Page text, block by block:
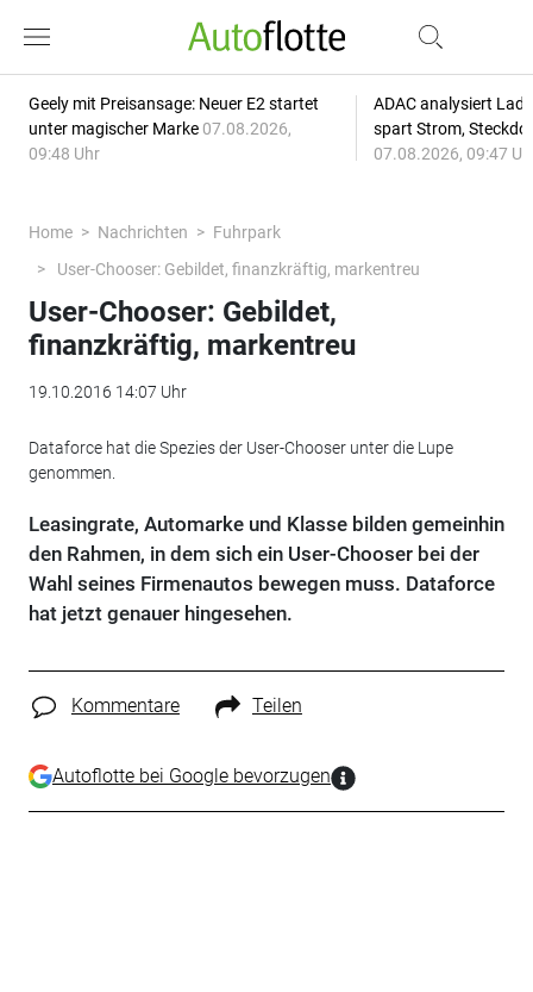
Geely mit Preisansage: Neuer E2 startet
unter magischer Marke 07.08.2026,
09:48 Uhr
ADAC analysiert
spart Strom,
07.08.2026, 09:47
Home Nachrichten
Fuhrpark
User-Chooser: Gebildet, finanzkräftig, markentreu
User-Chooser: Gebildet,
finanzkräftig, markentreu
19.10.2016 14:07 Uhr
Dataforce hat die Spezies der User-Chooser unter die Lupe
genommen.
Leasingrate, Automarke und Klasse bilden gemeinhin
den Rahmen, in dem sich ein User-Chooser bei der
Wahl seines Firmenautos bewegen muss. Dataforce
hat jetzt genauer hingesehen.
Kommentare Teilen
Autoflotte bei Google bevorzugen